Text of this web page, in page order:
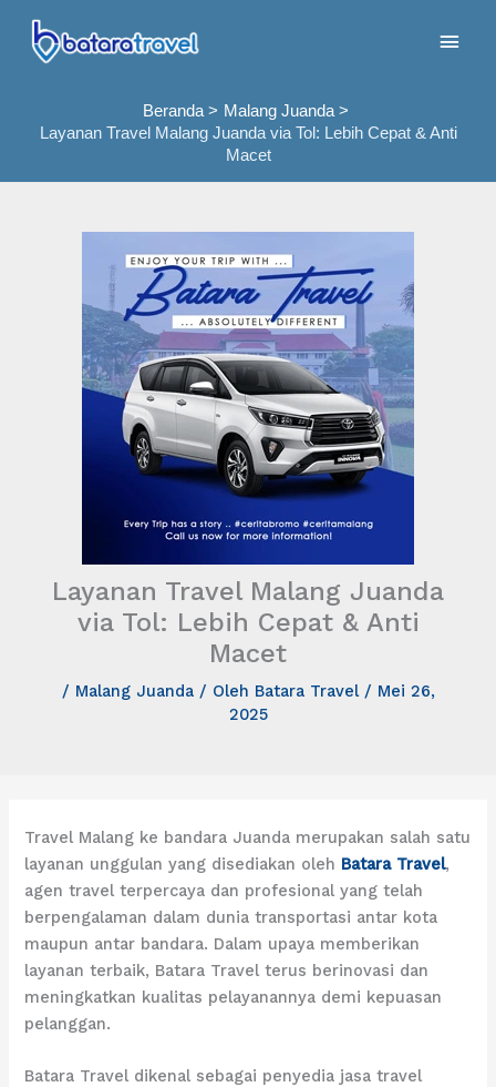
konten
Beranda
Malang Juanda
Layanan Travel Malang Juanda via Tol: Lebih Cepat & Anti
Macet
Layanan Travel Malang Juanda
via Tol: Lebih Cepat & Anti
Macet
/ Malang Juanda/ Oleh Batara Travel / Mei 26,
2025
Travel Malang ke bandara Juanda merupakan salah satu
layanan unggulan yang disediakan oleh Batara Travel,
agen travel terpercaya dan profesional yang telah
berpengalaman dalam dunia transportasi antar kota
maupun antar bandara. Dalam upaya memberikan
layanan terbaik, Batara Travel terus berinovasi dan
meningkatkan kualitas pelayanannya demi kepuasan
pelanggan.
Batara Travel dikenal sebagai penyedia jasa travel